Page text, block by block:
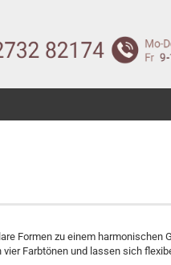
Formen zu einem harmonischen
Farbtönen und lassen sich